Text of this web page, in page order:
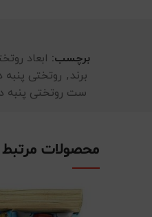
برچسب: ابعاد
برند, روتختی پنبه
ست روتختی پنبه
محصولات مرتبط